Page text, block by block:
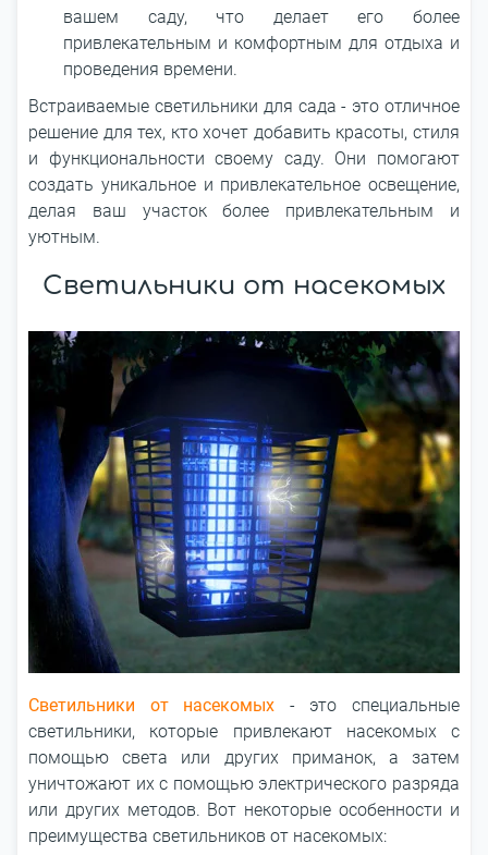
вашем саду, что делает его более
привлекательным и комфортным для отдыха и
проведения времени.
Встраиваемые светильники для сада - это отличное
решение для тех, кто хочет добавить красоты, стиля
и функциональности своему саду. Они помогают
создать уникальное и привлекательное освещение,
делая ваш участок более привлекательным и
уютным.
Светильники от насекомых
Светильники от насекомых - это специальные
светильники, которые привлекают насекомых с
помощью света или других приманок, а затем
уничтожают их с помощью электрического разряда
или других методов. Вот некоторые особенности и
преимущества светильников от насекомых: